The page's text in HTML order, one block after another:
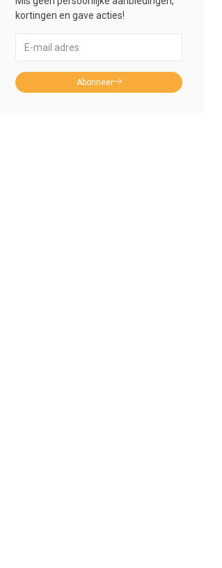
kortingen en gave acties!
Abonneer